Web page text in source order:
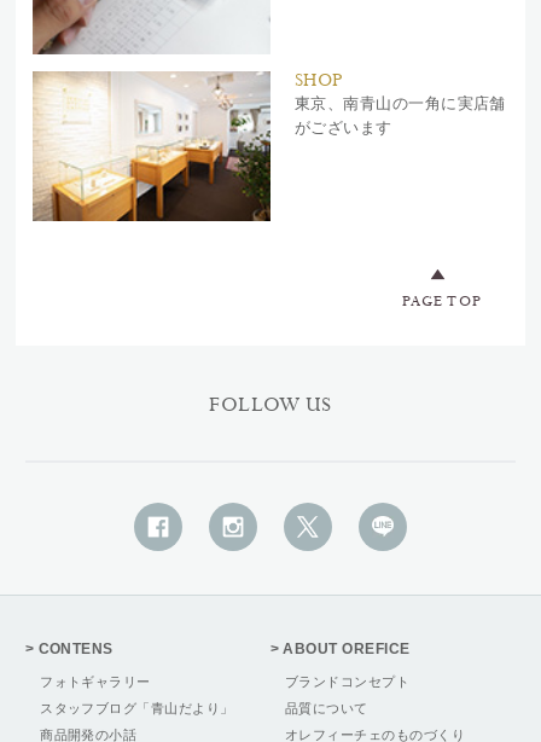
SHOP
東京、南青山の一角に実店舗
がございます
PAGE TOP
CONTENS
フォトギャラリー
スタッフブログ「青山だより」
商品開発の小話
ABOUT OREFICE
ブランドコンセプト
品質について
オレフィーチェのものづくり
FOLLOW US